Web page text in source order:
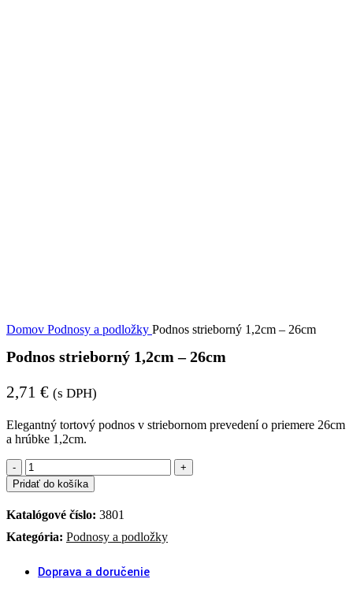
Domov Podnosy a podložky Podnos strieborný 1,2cm – 26cm
Podnos strieborný 1,2cm – 26cm
2,71 € (s DPH)
Elegantný tortový podnos v striebornom prevedení o priemere 26cm
a hrúbke 1,2cm.
množstvo
Podnos
strieborný
1,2cm
-
26cm
Pridať do košíka
Katalógové číslo: 3801
Kategória: Podnosy a podložky
Doprava a doručenie